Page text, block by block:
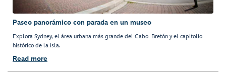
Paseo panorámico con parada en un museo
Explora Sydney, el área urbana más grande del Cabo Bretón y el capitolio
histórico de la isla.
Read more